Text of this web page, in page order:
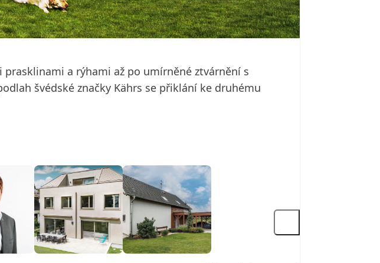
a rýhami až po umírněné ztvárnění s
švédské značky Kährs se přiklání ke druhému